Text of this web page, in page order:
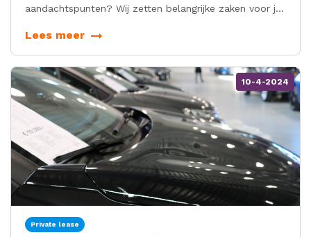
aandachtspunten? Wij zetten belangrijke zaken voor je
Lees meer
10-4-2024
Private lease